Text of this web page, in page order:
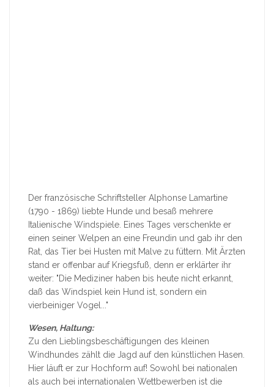
Der französische Schriftsteller Alphonse Lamartine
(1790 - 1869) liebte Hunde und besaß mehrere
Italienische Windspiele. Eines Tages verschenkte er
einen seiner Welpen an eine Freundin und gab ihr den
Rat, das Tier bei Husten mit Malve zu füttern. Mit Ärzten
stand er offenbar auf Kriegsfuß, denn er erklärter ihr
weiter: "Die Mediziner haben bis heute nicht erkannt,
daß das Windspiel kein Hund ist, sondern ein
vierbeiniger Vogel..."
Wesen, Haltung:
Zu den Lieblingsbeschäftigungen des kleinen
Windhundes zählt die Jagd auf den künstlichen Hasen.
Hier läuft er zur Hochform auf! Sowohl bei nationalen
als auch bei internationalen Wettbewerben ist die